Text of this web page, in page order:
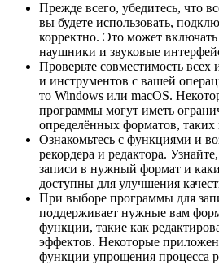
Прежде всего, убедитесь, что
вы будете использовать,
корректно. Это может
наушники и звуковые
Проверьте совместимость
и инструментов с вашей
то Windows или macOS.
программы могут иметь
определённых форматов,
Ознакомьтесь с функциями и
рекордера и редактора.
записи в нужный формат и
доступны для улучшения
При выборе программы для
поддерживает нужные вам
функции, такие как
эффектов. Некоторые
функции упрощения процесса